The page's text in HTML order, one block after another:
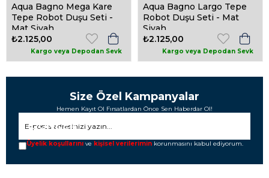
Aqua Bagno Mega Kare
Tepe Robot Duşu Seti -
Mat Siyah
₺2.125,00
Aqua Bagno Largo Tepe
Robot Duşu Seti - Mat
Siyah
₺2.125,00
Size Özel Kampanyalar
Hemen Kayıt Ol Fırsatlardan Önce Sen Haberdar Ol!
GÖNDER
Üyelik koşullarını ve kişisel verilerimin korunmasını kabul ediyorum.